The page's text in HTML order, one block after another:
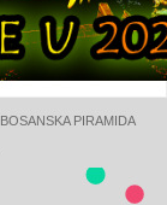
PIRAMIDA